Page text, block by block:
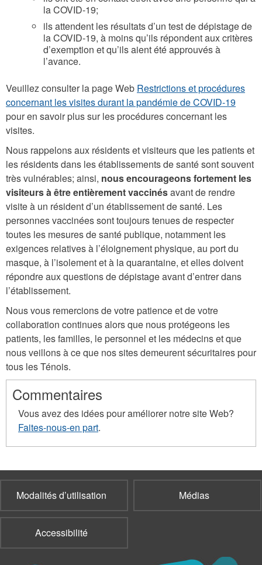
la COVID-19;
ils attendent les résultats d’un test de dépistage de
la COVID-19, à moins qu’ils répondent aux critères
d’exemption et qu’ils aient été approuvés à
l’avance.
Veuillez consulter la page Web Restrictions et procédures
concernant les visites durant la pandémie de COVID-19
pour en savoir plus sur les procédures concernant les
visites.
Nous rappelons aux résidents et visiteurs que les patients et
les résidents dans les établissements de santé sont souvent
très vulnérables; ainsi, nous encourageons fortement les
visiteurs à être entièrement vaccinésavant de rendre
visite à un résident d’un établissement de santé. Les
personnes vaccinées sont toujours tenues de respecter
toutes les mesures de santé publique, notamment les
exigences relatives à l’éloignement physique, au port du
masque, à l’isolement et à la quarantaine, et elles doivent
répondre aux questions de dépistage avant d’entrer dans
l’établissement.
Nous vous remercions de votre patience et de votre
collaboration continues alors que nous protégeons les
patients, les familles, le personnel et les médecins et que
nous veillons à ce que nos sites demeurent sécuritaires pour
tous les Ténois.
Commentaires
Vous avez des idées pour améliorer notre site Web?
Faites-nous-en part.
Modalités d’utilisation Médias
Accessibilité